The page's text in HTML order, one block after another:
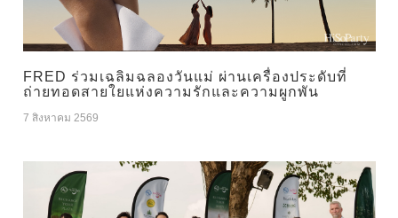
FRED ร่วมเฉลิมฉลองวันแม่ ผ่านเครื่องประดับที่
ถ่ายทอดสายใยแห่งความรักและความผูกพัน
7 สิงหาคม 2569